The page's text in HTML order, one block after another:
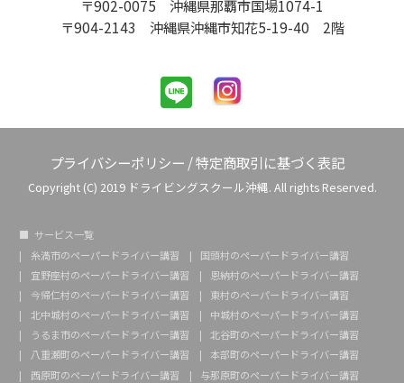
〒902-0075 沖縄県那覇市国場1074-1
〒904-2143 沖縄県沖縄市知花5-19-40 2階
プライバシーポリシー /特定商取引に基づく表記
Copyright (C) 2019 ドライビングスクール沖縄. All rights Reserved.
サービス一覧
糸満市のペーパードライバー講習
国頭村のペーパードライバー講習
宜野座村のペーパードライバー講習
恩納村のペーパードライバー講習
今帰仁村のペーパードライバー講習
東村のペーパードライバー講習
北中城村のペーパードライバー講習
中城村のペーパードライバー講習
うるま市のペーパードライバー講習
北谷町のペーパードライバー講習
八重瀬町のペーパードライバー講習
本部町のペーパードライバー講習
西原町のペーパードライバー講習
与那原町のペーパードライバー講習